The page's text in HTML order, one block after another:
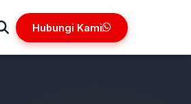
Hubungi Kami